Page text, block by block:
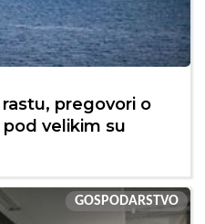
pregovori o
velikim su
GOSPODARSTVO